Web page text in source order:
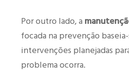
Por outro lado, a
focada na prevenção
intervenções planejadas
problema ocorra.